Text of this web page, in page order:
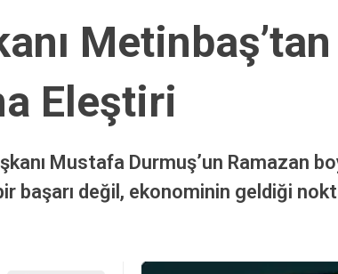
Eleştiri
Mustafa Durmuş’un Ramazan
başarı değil, ekonominin geldiği